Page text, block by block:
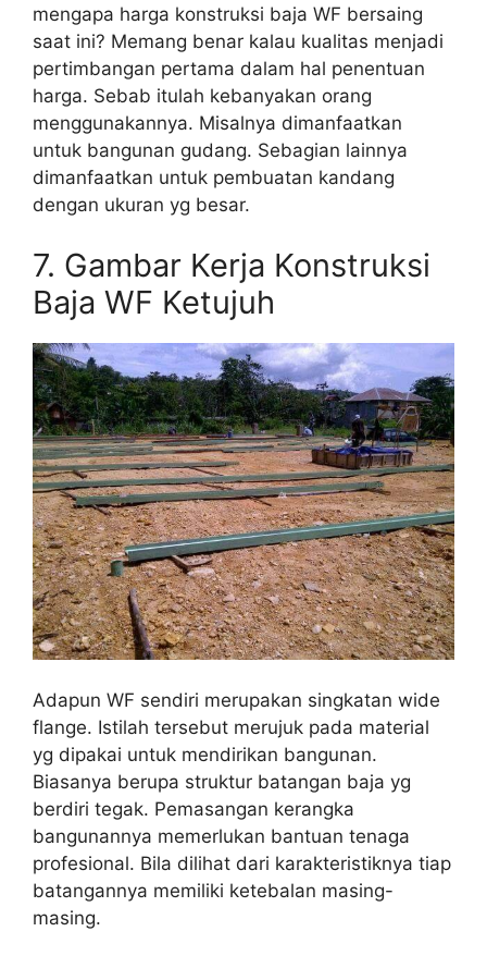
mengapa harga konstruksi baja WF bersaing
saat ini? Memang benar kalau kualitas menjadi
pertimbangan pertama dalam hal penentuan
harga. Sebab itulah kebanyakan orang
menggunakannya. Misalnya dimanfaatkan
untuk bangunan gudang. Sebagian lainnya
dimanfaatkan untuk pembuatan kandang
dengan ukuran yg besar.
7. Gambar Kerja Konstruksi
Baja WF Ketujuh
Adapun WF sendiri merupakan singkatan wide
flange. Istilah tersebut merujuk pada material
yg dipakai untuk mendirikan bangunan.
Biasanya berupa struktur batangan baja yg
berdiri tegak. Pemasangan kerangka
bangunannya memerlukan bantuan tenaga
profesional. Bila dilihat dari karakteristiknya tiap
batangannya memiliki ketebalan masing-
masing.